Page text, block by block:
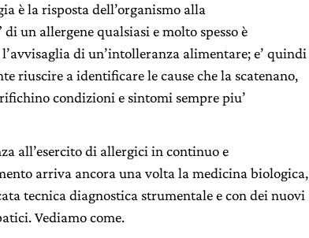
è la risposta dell’organismo alla
di un allergene qualsiasi e molto spesso è
di un’intolleranza alimentare; e’ quindi
riuscire a identificare le cause che la scatenano,
condizioni e sintomi sempre piu’
all’esercito di allergici in continuo e
arriva ancora una volta la medicina biologica,
tecnica diagnostica strumentale e con dei nuovi
Vediamo come.